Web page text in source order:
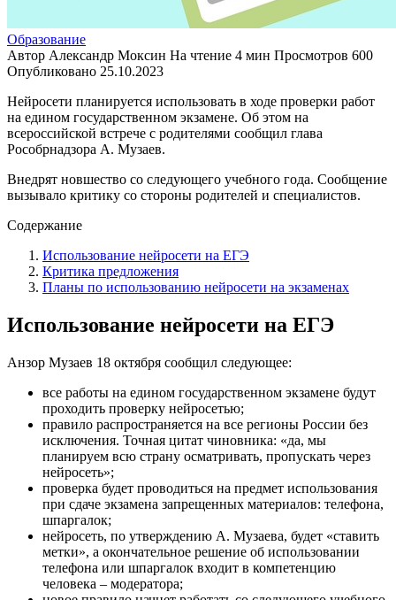
Образование
Автор Александр Моксин На чтение 4 мин Просмотров 600
Опубликовано 25.10.2023
Нейросети планируется использовать в ходе проверки работ
на едином государственном экзамене. Об этом на
всероссийской встрече с родителями сообщил глава
Рособрнадзора А. Музаев.
Внедрят новшество со следующего учебного года. Сообщение
вызывало критику со стороны родителей и специалистов.
Содержание
Использование нейросети на ЕГЭ
Критика предложения
Планы по использованию нейросети на экзаменах
Использование нейросети на ЕГЭ
Анзор Музаев 18 октября сообщил следующее:
все работы на едином государственном экзамене будут
проходить проверку нейросетью;
правило распространяется на все регионы России без
исключения. Точная цитат чиновника: «да, мы
планируем всю страну осматривать, пропускать через
нейросеть»;
проверка будет проводиться на предмет использования
при сдаче экзамена запрещенных материалов: телефона,
шпаргалок;
нейросеть, по утверждению А. Музаева, будет «ставить
метки», а окончательное решение об использовании
телефона или шпаргалок входит в компетенцию
человека – модератора;